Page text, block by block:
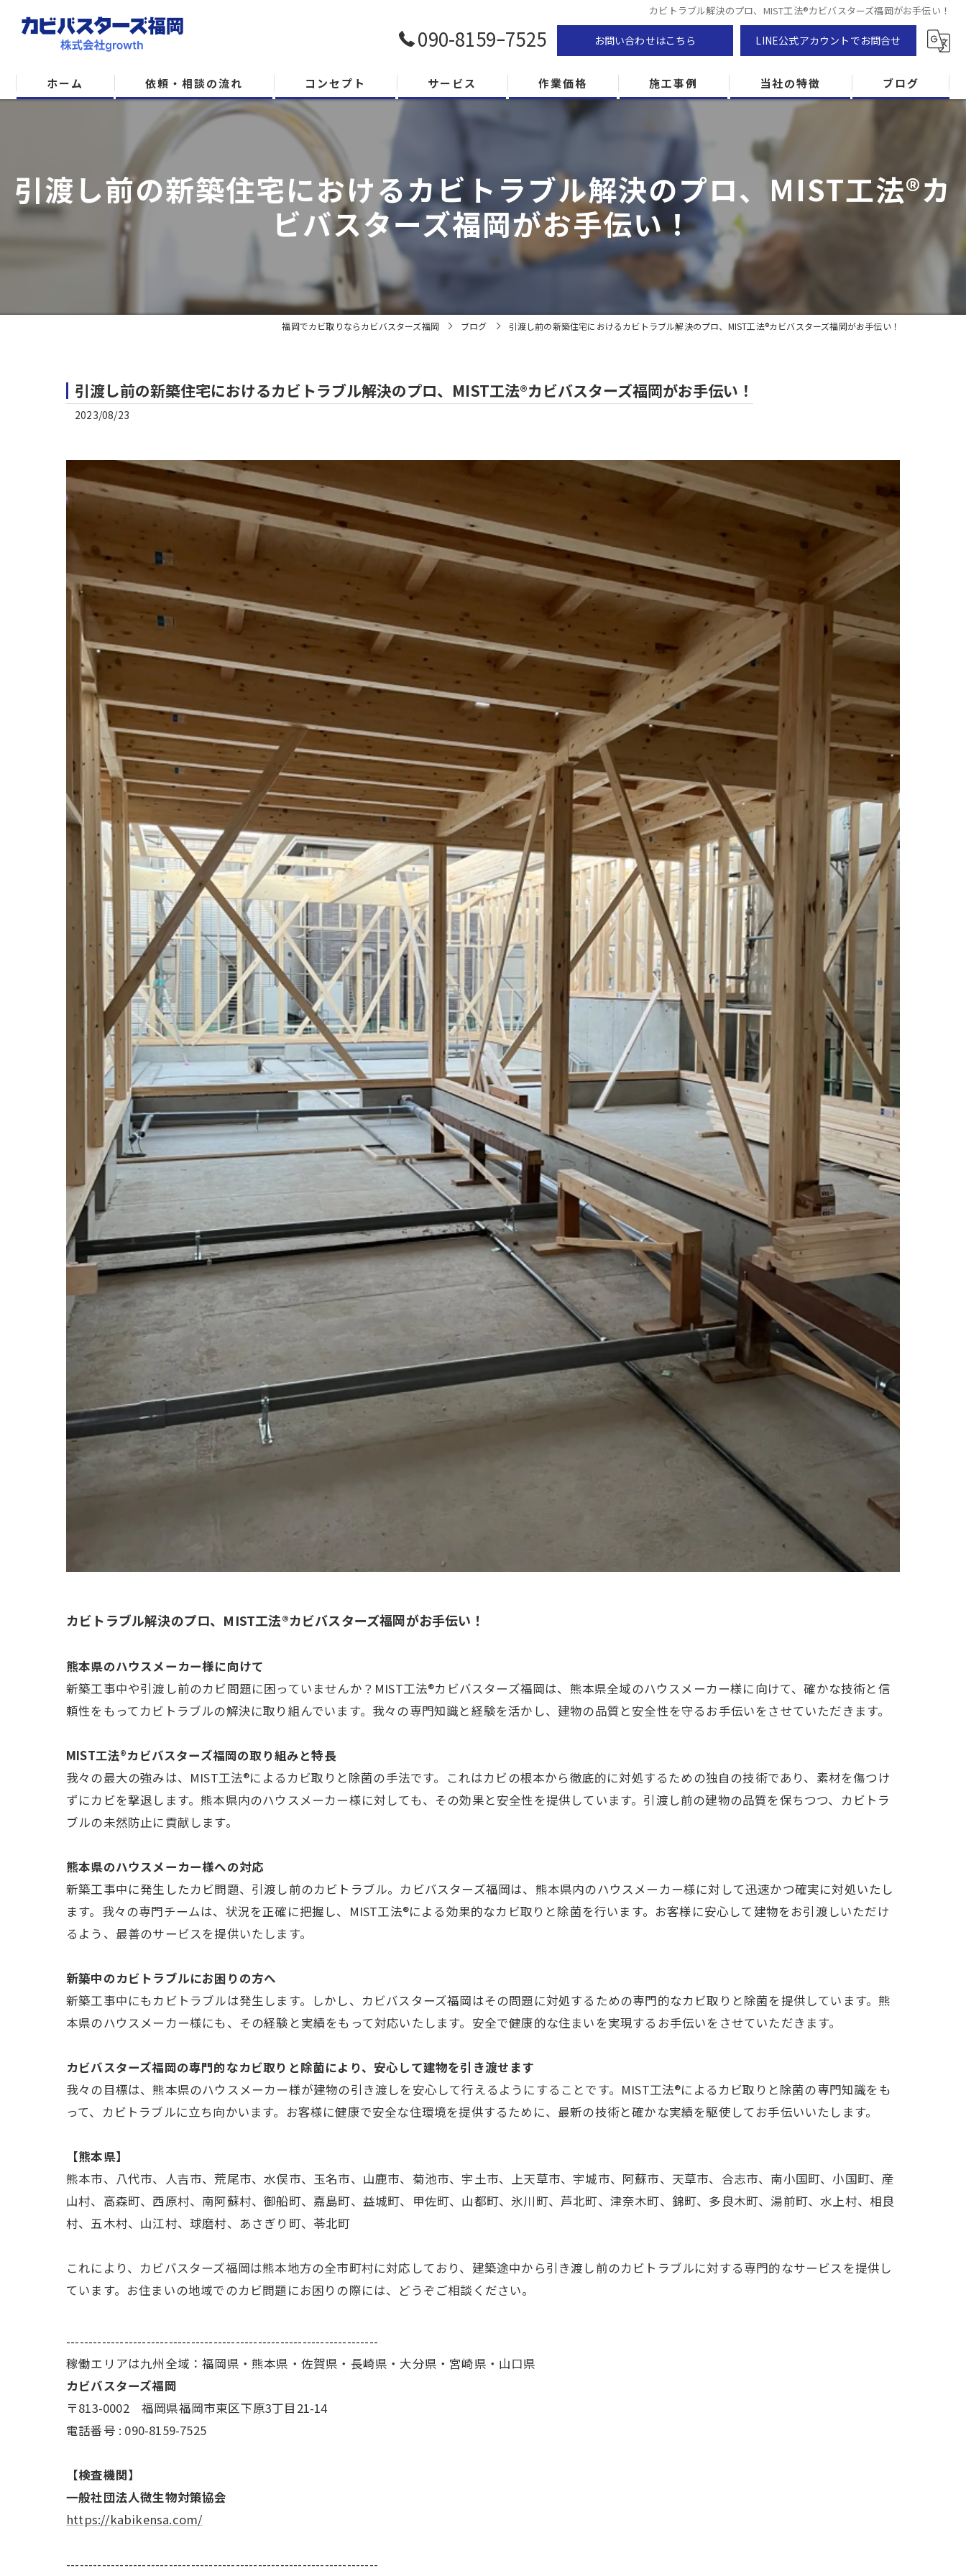
カビトラブル解決のプロ、MIST工法®カビバスターズ福岡がお手伝い！
090-8159ｰ7525 お問い合わせはこちら LINE公式アカウントでお問合せ
ホーム 依頼・相談の流れ コンセプト サービス 作業価格 施工事例 当社の特徴
防カビ
カビ専門
ZEH住宅
カビ検査
ブログ
引渡し前の新築住宅におけるカビトラブル解決のプロ、MIST工法®カ
ビバスターズ福岡がお手伝い！
福岡でカビ取りならカビバスターズ福岡 ブログ 引渡し前の新築住宅におけるカビトラブル解決のプロ、MIST工法®カビバスターズ福岡がお手伝い！
引渡し前の新築住宅におけるカビトラブル解決のプロ、MIST工法®カビバスターズ福岡がお手伝い！
2023/08/23
カビトラブル解決のプロ、MIST工法®カビバスターズ福岡がお手伝い！
熊本県のハウスメーカー様に向けて
新築工事中や引渡し前のカビ問題に困っていませんか？MIST工法®カビバスターズ福岡は、熊本県全域のハウスメーカー様に向けて、確かな技術と信
頼性をもってカビトラブルの解決に取り組んでいます。我々の専門知識と経験を活かし、建物の品質と安全性を守るお手伝いをさせていただきます。
MIST工法®カビバスターズ福岡の取り組みと特長
我々の最大の強みは、MIST工法®によるカビ取りと除菌の手法です。これはカビの根本から徹底的に対処するための独自の技術であり、素材を傷つけ
ずにカビを撃退します。熊本県内のハウスメーカー様に対しても、その効果と安全性を提供しています。引渡し前の建物の品質を保ちつつ、カビトラ
ブルの未然防止に貢献します。
熊本県のハウスメーカー様への対応
新築工事中に発生したカビ問題、引渡し前のカビトラブル。カビバスターズ福岡は、熊本県内のハウスメーカー様に対して迅速かつ確実に対処いたし
ます。我々の専門チームは、状況を正確に把握し、MIST工法®による効果的なカビ取りと除菌を行います。お客様に安心して建物をお引渡しいただけ
るよう、最善のサービスを提供いたします。
新築中のカビトラブルにお困りの方へ
新築工事中にもカビトラブルは発生します。しかし、カビバスターズ福岡はその問題に対処するための専門的なカビ取りと除菌を提供しています。熊
本県のハウスメーカー様にも、その経験と実績をもって対応いたします。安全で健康的な住まいを実現するお手伝いをさせていただきます。
カビバスターズ福岡の専門的なカビ取りと除菌により、安心して建物を引き渡せます
我々の目標は、熊本県のハウスメーカー様が建物の引き渡しを安心して行えるようにすることです。MIST工法®によるカビ取りと除菌の専門知識をも
って、カビトラブルに立ち向かいます。お客様に健康で安全な住環境を提供するために、最新の技術と確かな実績を駆使してお手伝いいたします。
【熊本県】
熊本市、八代市、人吉市、荒尾市、水俣市、玉名市、山鹿市、菊池市、宇土市、上天草市、宇城市、阿蘇市、天草市、合志市、南小国町、小国町、産
山村、高森町、西原村、南阿蘇村、御船町、嘉島町、益城町、甲佐町、山都町、氷川町、芦北町、津奈木町、錦町、多良木町、湯前町、水上村、相良
村、五木村、山江村、球磨村、あさぎり町、苓北町
これにより、カビバスターズ福岡は熊本地方の全市町村に対応しており、建築途中から引き渡し前のカビトラブルに対する専門的なサービスを提供し
ています。お住まいの地域でのカビ問題にお困りの際には、どうぞご相談ください。
----------------------------------------------------------------------
稼働エリアは九州全域：福岡県・熊本県・佐賀県・長崎県・大分県・宮崎県・山口県
カビバスターズ福岡
〒813-0002 福岡県福岡市東区下原3丁目21-14
電話番号 : 090-8159-7525
【検査機関】
一般社団法人微生物対策協会
https://kabikensa.com/
----------------------------------------------------------------------